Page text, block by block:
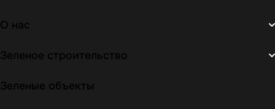
О нас
Зеленое строительство
Зеленые объекты